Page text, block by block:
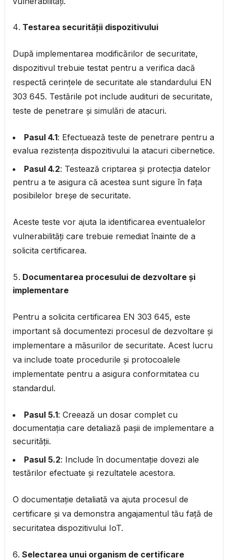
Testarea securității dispozitivului
După implementarea modificărilor de securitate,
dispozitivul trebuie testat pentru a verifica dacă
respectă cerințele de securitate ale standardului EN
303 645. Testările pot include audituri de securitate,
teste de penetrare și simulări de atacuri.
Pasul 4.1: Efectuează teste de penetrare pentru a
evalua rezistența dispozitivului la atacuri cibernetice.
Pasul 4.2: Testează criptarea și protecția datelor
pentru a te asigura că acestea sunt sigure în fața
posibilelor breșe de securitate.
Aceste teste vor ajuta la identificarea eventualelor
vulnerabilități care trebuie remediat înainte de a
solicita certificarea.
Documentarea procesului de dezvoltare și
implementare
Pentru a solicita certificarea EN 303 645, este
important să documentezi procesul de dezvoltare și
implementare a măsurilor de securitate. Acest lucru
va include toate procedurile și protocoalele
implementate pentru a asigura conformitatea cu
standardul.
Pasul 5.1: Creează un dosar complet cu
documentația care detaliază pașii de implementare a
securității.
Pasul 5.2: Include în documentație dovezi ale
testărilor efectuate și rezultatele acestora.
O documentație detaliată va ajuta procesul de
certificare și va demonstra angajamentul tău față de
securitatea dispozitivului IoT.
Selectarea unui organism de certificare